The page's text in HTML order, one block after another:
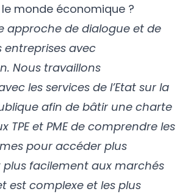
monde économique ?
approche de dialogue et de
avec
Nous travaillons
les services de l’Etat sur la
afin de bâtir une charte
TPE et PME de comprendre les
pour accéder plus
facilement aux marchés
est complexe et les plus